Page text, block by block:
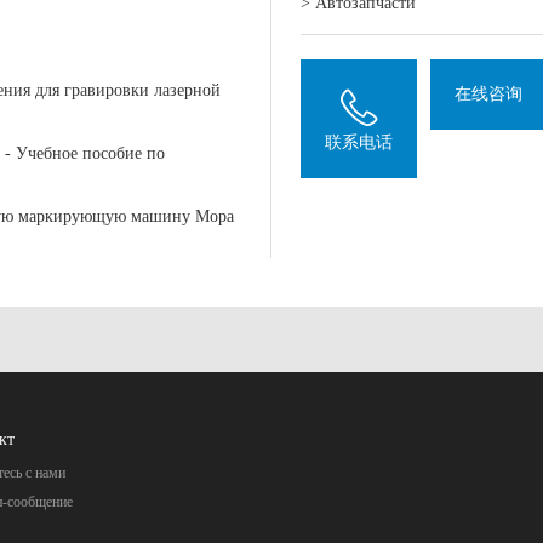
для гравировки лазерной
- Учебное пособие по
маркирующую машину Mopa
联系电话
在线咨询
с нами
сообщение